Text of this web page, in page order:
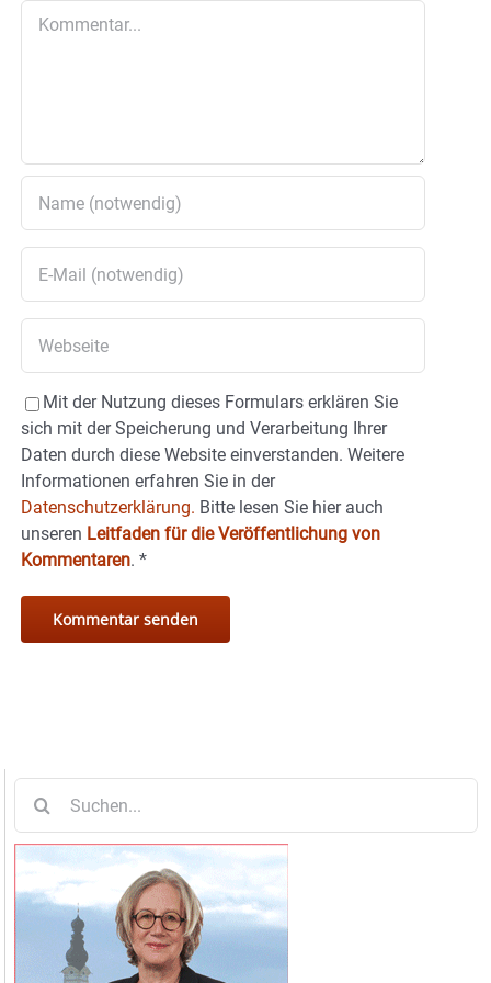
Mit der Nutzung dieses Formulars erklären Sie
sich mit der Speicherung und Verarbeitung Ihrer
Daten durch diese Website einverstanden. Weitere
Informationen erfahren Sie in der
Datenschutzerklärung. Bitte lesen Sie hier auch
unseren Leitfaden für die Veröffentlichung von
Kommentaren. *
nach: